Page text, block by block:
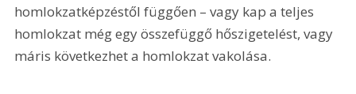
homlokzatképzéstől függően – vagy kap a teljes
homlokzat még egy összefüggő hőszigetelést, vagy
máris következhet a homlokzat vakolása.